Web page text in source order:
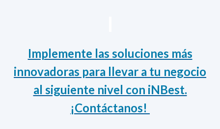
Implemente las soluciones más
innovadoras para llevar a tu negocio
al siguiente nivel con iNBest.
¡Contáctanos!